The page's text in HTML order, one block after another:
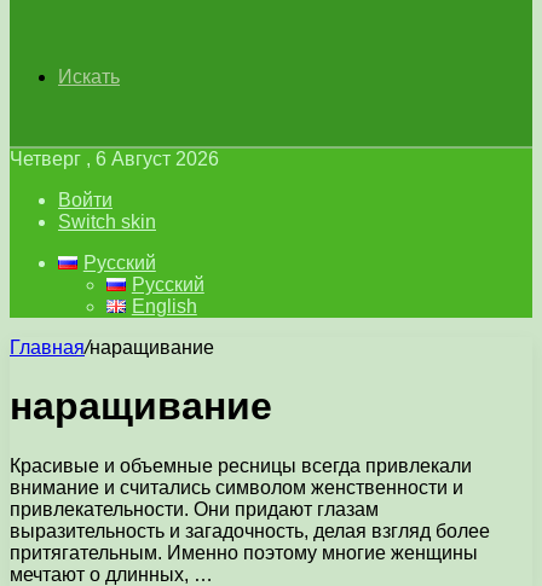
Искать
Четверг , 6 Август 2026
Войти
Switch skin
Русский
Русский
English
Главная/наращивание
наращивание
Красивые и объемные ресницы всегда привлекали
внимание и считались символом женственности и
привлекательности. Они придают глазам
выразительность и загадочность, делая взгляд более
притягательным. Именно поэтому многие женщины
мечтают о длинных, …